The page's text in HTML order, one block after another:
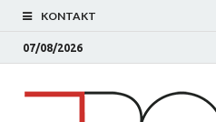
KONTAKT
07/08/2026